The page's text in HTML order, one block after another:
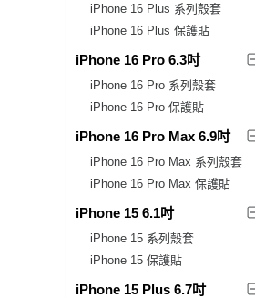
iPhone 16 Plus 系列殼套
iPhone 16 Plus 保護貼
iPhone 16 Pro 6.3吋
iPhone 16 Pro 系列殼套
iPhone 16 Pro 保護貼
iPhone 16 Pro Max 6.9吋
iPhone 16 Pro Max 系列殼套
iPhone 16 Pro Max 保護貼
iPhone 15 6.1吋
iPhone 15 系列殼套
iPhone 15 保護貼
iPhone 15 Plus 6.7吋